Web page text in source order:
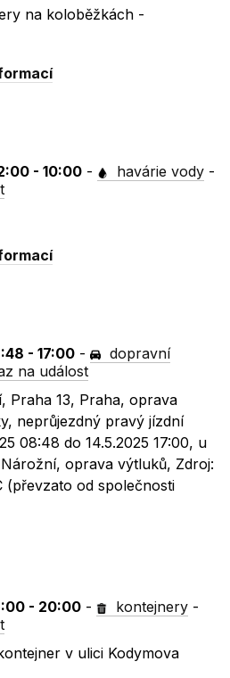
na koloběžkách -
- 10:00 - havárie vody -
- 17:00 -
dopravní
na událost
Praha 13, Praha, oprava
neprůjezdný pravý jízdní
08:48 do 14.5.2025 17:00, u
oprava výtluků, Zdroj:
(převzato od společnosti
- 20:00 - kontejnery -
v ulici Kodymova